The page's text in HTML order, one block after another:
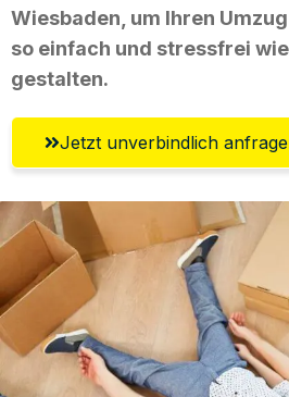
Wiesbaden, um Ihren
so einfach und stressfrei
gestalten.
Jetzt unverbindlich